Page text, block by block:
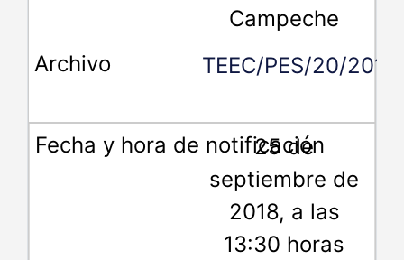
Campeche
TEEC/PES/20/2018
25 de
septiembre de
2018, a las
13:30 horas